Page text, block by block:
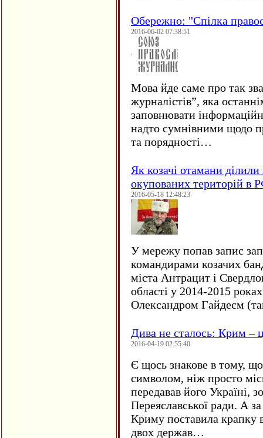
Обережно: "Спілка
2016-06-02 07:38:51
Мова йде саме про так
журналістів”, яка
заповнювати
надто сумнівними щодо
та порядності…
Як козачі отамани
окупованих територій в
2016-05-18 12:48:23
У мережу попав запис
командирами козачих
міста Антрацит і
області у 2014-2015
Олександром Гайдеєм
Дива не сталось: Крим –
2016-04-19 02:55:40
Є щось знакове в тому, що
символом, ніж просто
передавав його Україні,
Переяславської ради. А
Криму поставила крапку
двох держав…